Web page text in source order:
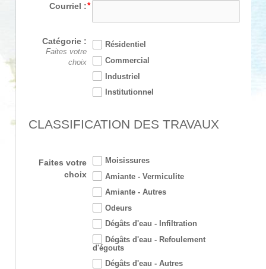
Courriel :
Catégorie :
Faites votre
choix
Résidentiel
Commercial
Industriel
Institutionnel
CLASSIFICATION DES TRAVAUX
Faites votre
choix
Moisissures
Amiante - Vermiculite
Amiante - Autres
Odeurs
Dégâts d'eau - Infiltration
Dégâts d'eau - Refoulement
d'égouts
Dégâts d'eau - Autres